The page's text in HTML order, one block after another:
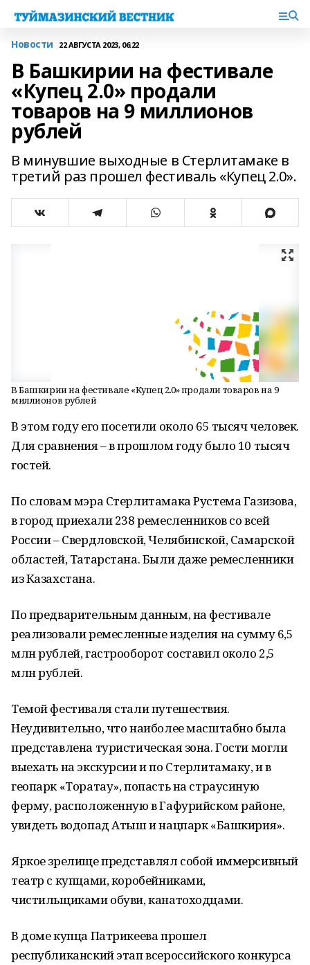
Новости 22 АВГУСТА 2023, 06:22
В Башкирии на фестивале
«Купец 2.0» продали
товаров на 9 миллионов
рублей
В минувшие выходные в Стерлитамаке в
третий раз прошел фестиваль «Купец 2.0».
В Башкирии на фестивале «Купец 2.0» продали товаров на 9
миллионов рублей
В этом году его посетили около 65 тысяч человек.
Для сравнения – в прошлом году было 10 тысяч
гостей.
По словам мэра Стерлитамака Рустема Газизова,
в город приехали 238 ремесленников со всей
России – Свердловской, Челябинской, Самарской
областей, Татарстана. Были даже ремесленники
из Казахстана.
По предварительным данным, на фестивале
реализовали ремесленные изделия на сумму 6,5
млн рублей, гастрооборот составил около 2,5
млн рублей.
Темой фестиваля стали путешествия.
Неудивительно, что наиболее масштабно была
представлена туристическая зона. Гости могли
выехать на экскурсии и по Стерлитамаку, и в
геопарк «Торатау», попасть на страусиную
ферму, расположенную в Гафурийском районе,
увидеть водопад Атыш и нацпарк «Башкирия».
Яркое зрелище представлял собой иммерсивный
театр с купцами, коробейниками,
чистильщиками обуви, канатоходцами.
В доме купца Патрикеева прошел
республиканский этап всероссийского конкурса